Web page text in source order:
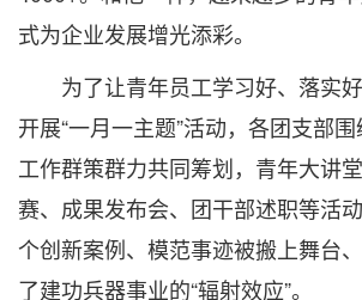
式为企业发展增光添彩。
为了让青年员工学习好、落实好
开展“一月一主题”活动，各团支部
工作群策群力共同筹划，青年大讲
赛、成果发布会、团干部述职等活
个创新案例、模范事迹被搬上舞台
了建功兵器事业的“辐射效应”。